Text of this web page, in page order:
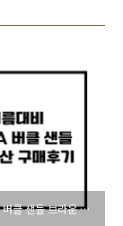
여름 대비 자라 버클 샌들 브라운 구매 후기